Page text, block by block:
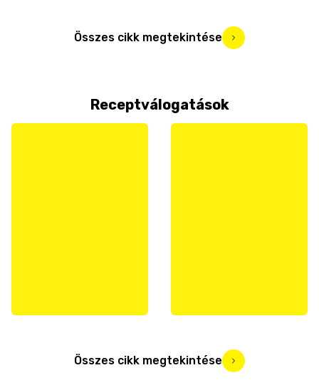
Összes cikk megtekintése
Receptválogatások
Összes cikk megtekintése